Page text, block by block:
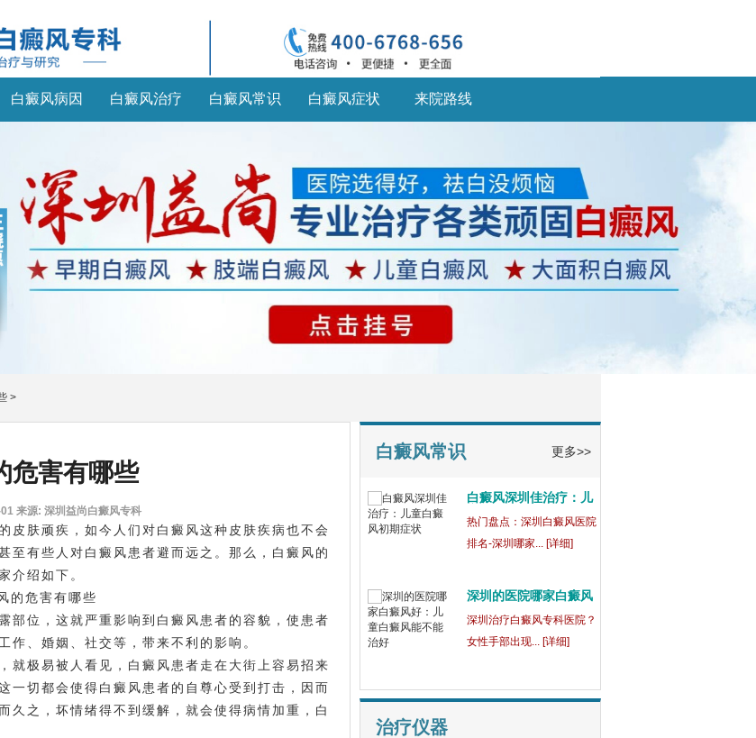
白癜风病因 白癜风治疗 白癜风常识 白癜风症状 来院路线
>
危害有哪些
来源: 深圳益尚白癜风专科
皮肤顽疾，如今人们对白癜风这种皮肤疾病也不会
至有些人对白癜风患者避而远之。那么，白癜风的
介绍如下。
位，这就严重影响到白癜风患者的容貌，使患者
作、婚姻、社交等，带来不利的影响。
极易被人看见，白癜风患者走在大街上容易招来
一切都会使得白癜风患者的自尊心受到打击，因而
久之，坏情绪得不到缓解，就会使得病情加重，白
白癜风常识 更多>>
【健康指南】深圳中医白癜
风医院[三强公... [详细]
白癜风深圳佳治疗：儿
热门盘点：深圳白癜风医院
排名-深圳哪家... [详细]
深圳的医院哪家白癜风
深圳治疗白癜风专科医院？
女性手部出现... [详细]
治疗仪器